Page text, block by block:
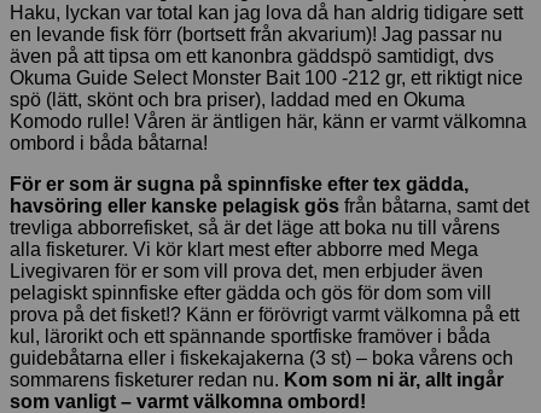
Haku, lyckan var total kan jag lova då han aldrig tidigare sett
en levande fisk förr (bortsett från akvarium)! Jag passar nu
även på att tipsa om ett kanonbra gäddspö samtidigt, dvs
Okuma Guide Select Monster Bait 100 -212 gr, ett riktigt nice
spö (lätt, skönt och bra priser), laddad med en Okuma
Komodo rulle! Våren är äntligen här, känn er varmt välkomna
ombord i båda båtarna!
För er som är sugna på spinnfiske efter tex gädda,
havsöring eller kanske pelagisk gös från båtarna, samt det
trevliga abborrefisket, så är det läge att boka nu till vårens
alla fisketurer. Vi kör klart mest efter abborre med Mega
Livegivaren för er som vill prova det, men erbjuder även
pelagiskt spinnfiske efter gädda och gös för dom som vill
prova på det fisket!? Känn er förövrigt varmt välkomna på ett
kul, lärorikt och ett spännande sportfiske framöver i båda
guidebåtarna eller i fiskekajakerna (3 st) – boka vårens och
sommarens fisketurer redan nu. Kom som ni är, allt ingår
som vanligt – varmt välkomna ombord!